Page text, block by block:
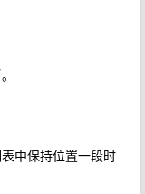
中保持位置一段时